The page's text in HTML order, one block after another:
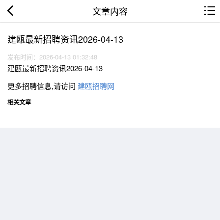
文章内容
建瓯最新招聘资讯2026-04-13
发布时间：2026-04-13 01:32:48
建瓯最新招聘资讯2026-04-13
更多招聘信息,请访问 建瓯招聘网
相关文章